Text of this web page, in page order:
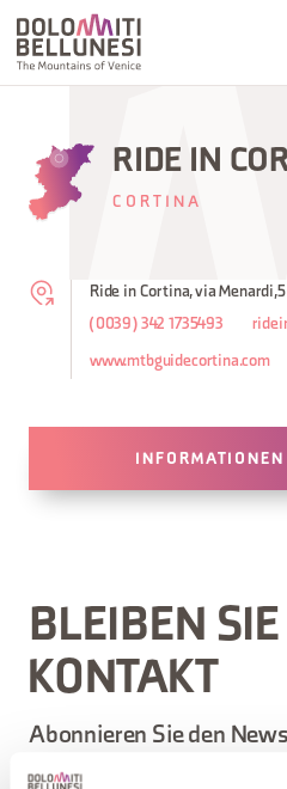
RIDE IN
CORTINA
Ride in Cortina, via
(0039) 342 1735493
www.mtbguidecortina.com
BLEIBEN
KONTAKT
Abonnieren Sie den
Dolomiten!